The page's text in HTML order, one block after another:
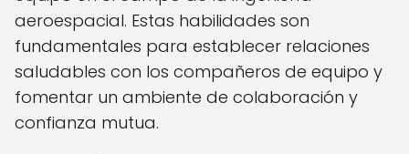
aeroespacial. Estas habilidades son
fundamentales para establecer relaciones
saludables con los compañeros de equipo y
fomentar un ambiente de colaboración y
confianza mutua.